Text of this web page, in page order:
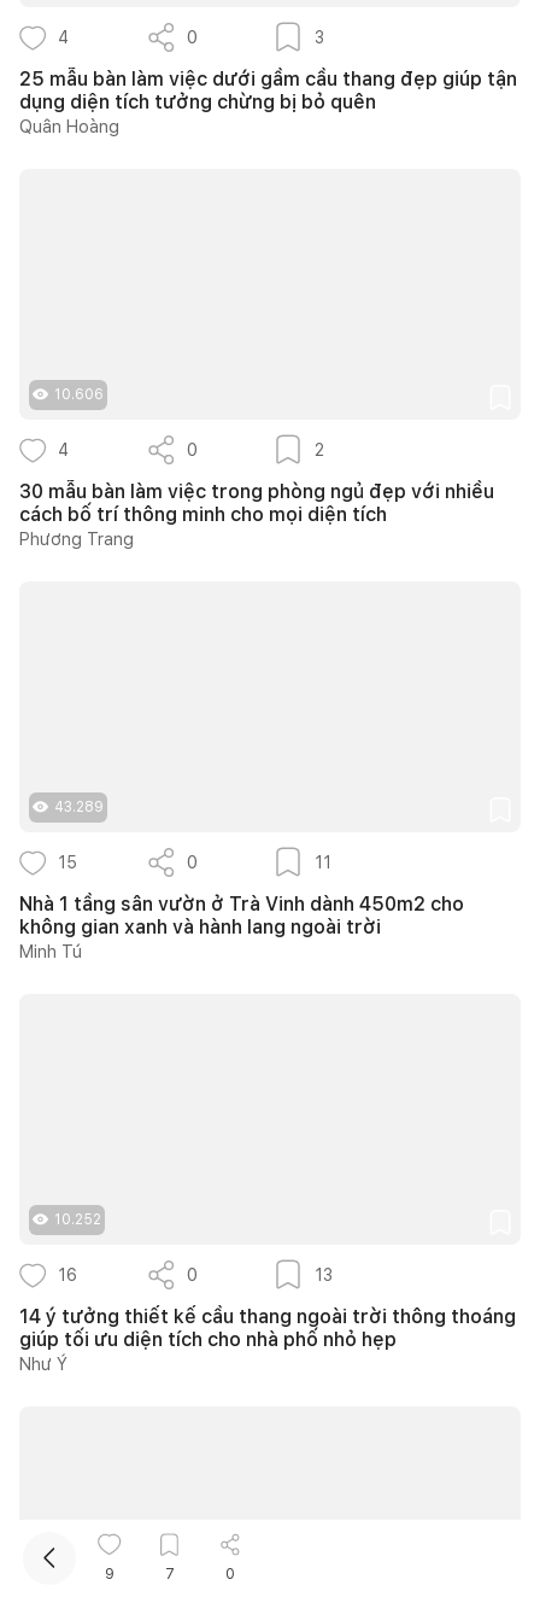
4 0 3
25 mẫu bàn làm việc dưới gầm cầu thang đẹp giúp tận
dụng diện tích tưởng chừng bị bỏ quên
Quân Hoàng
10.606
4 0 2
30 mẫu bàn làm việc trong phòng ngủ đẹp với nhiều
cách bố trí thông minh cho mọi diện tích
Phương Trang
43.289
15 0 11
Nhà 1 tầng sân vườn ở Trà Vinh dành 450m2 cho
không gian xanh và hành lang ngoài trời
Minh Tú
10.252
16 0 13
14 ý tưởng thiết kế cầu thang ngoài trời thông thoáng
giúp tối ưu diện tích cho nhà phố nhỏ hẹp
Như Ý
9 7 0